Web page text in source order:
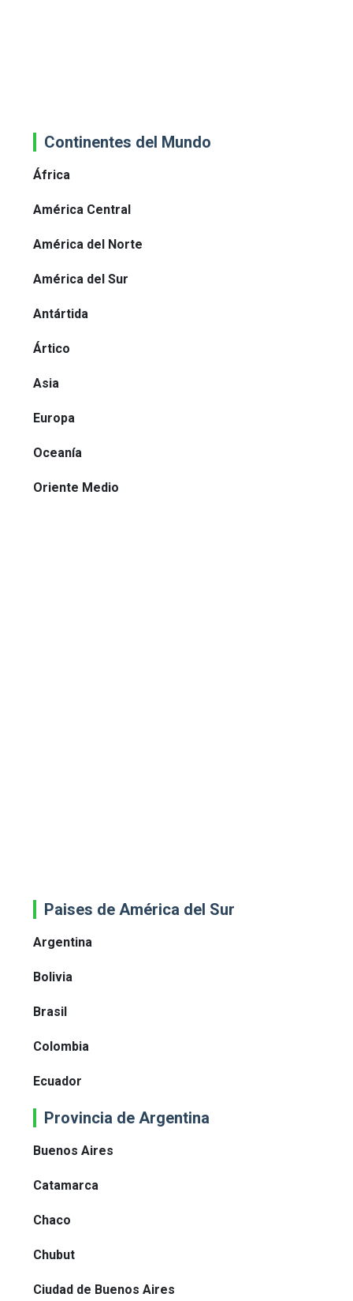
Continentes del Mundo
África
América Central
América del Norte
América del Sur
Antártida
Ártico
Asia
Europa
Oceanía
Oriente Medio
Paises de América del Sur
Argentina
Bolivia
Brasil
Colombia
Ecuador
Provincia de Argentina
Buenos Aires
Catamarca
Chaco
Chubut
Ciudad de Buenos Aires